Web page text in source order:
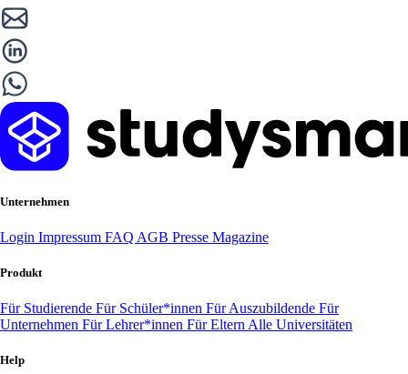
Unternehmen
Login Impressum FAQ AGB Presse Magazine
Produkt
Für Studierende Für Schüler*innen Für Auszubildende Für
Unternehmen Für Lehrer*innen Für Eltern Alle Universitäten
Help